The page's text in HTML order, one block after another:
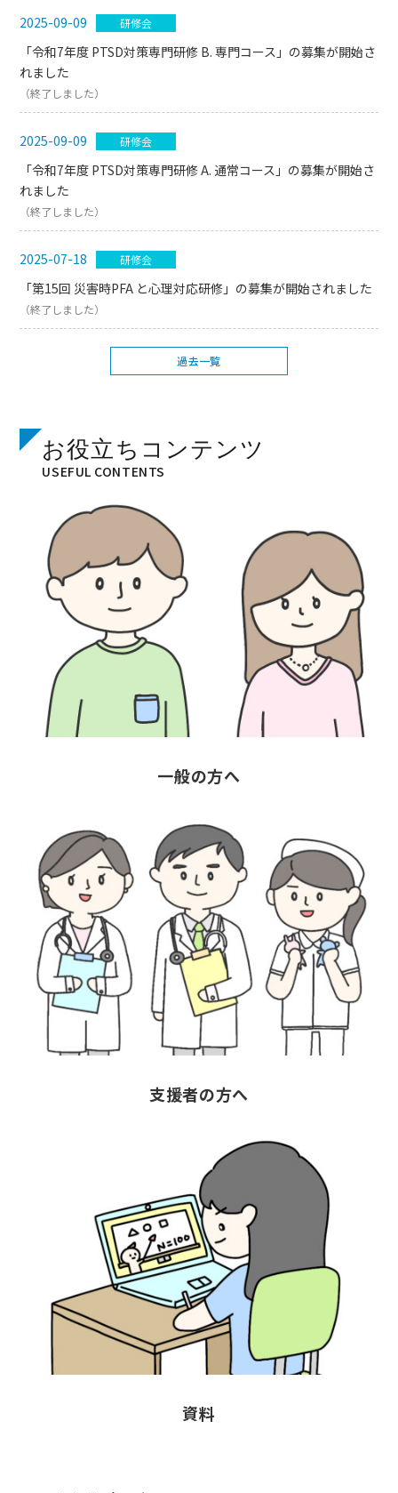
2025-09-09 研修会
「令和7年度 PTSD対策専門研修 B. 専門コース」の募集が開始さ
れました
（終了しました）
2025-09-09 研修会
「令和7年度 PTSD対策専門研修 A. 通常コース」の募集が開始さ
れました
（終了しました）
2025-07-18 研修会
「第15回 災害時PFA と心理対応研修」の募集が開始されました
（終了しました）
過去一覧
お役立ちコンテンツ
USEFUL CONTENTS
一般の方へ
支援者の方へ
資料